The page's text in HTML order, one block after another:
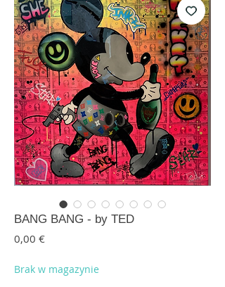
BANG BANG - by TED
0,00 €Cena
Brak w magazynie